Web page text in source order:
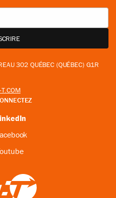
302 QUÉBEC (QUÉBEC) G1R